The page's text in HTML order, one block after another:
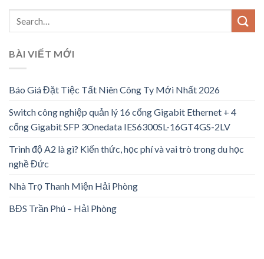
BÀI VIẾT MỚI
Báo Giá Đặt Tiệc Tất Niên Công Ty Mới Nhất 2026
Switch công nghiệp quản lý 16 cổng Gigabit Ethernet + 4
cổng Gigabit SFP 3Onedata IES6300SL-16GT4GS-2LV
Trình độ A2 là gì? Kiến thức, học phí và vai trò trong du học
nghề Đức
Nhà Trọ Thanh Miện Hải Phòng
BĐS Trần Phú – Hải Phòng